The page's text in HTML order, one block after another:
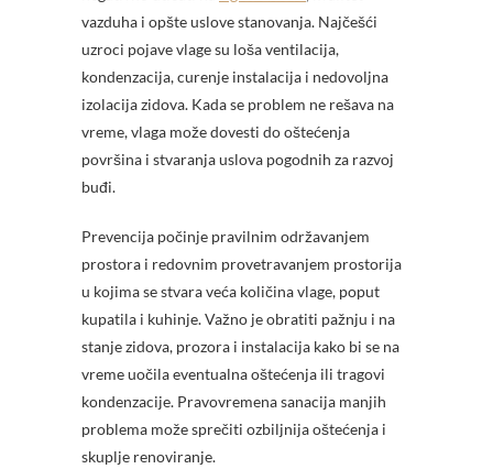
vazduha i opšte uslove stanovanja. Najčešći
uzroci pojave vlage su loša ventilacija,
kondenzacija, curenje instalacija i nedovoljna
izolacija zidova. Kada se problem ne rešava na
vreme, vlaga može dovesti do oštećenja
površina i stvaranja uslova pogodnih za razvoj
buđi.
Prevencija počinje pravilnim održavanjem
prostora i redovnim provetravanjem prostorija
u kojima se stvara veća količina vlage, poput
kupatila i kuhinje. Važno je obratiti pažnju i na
stanje zidova, prozora i instalacija kako bi se na
vreme uočila eventualna oštećenja ili tragovi
kondenzacije. Pravovremena sanacija manjih
problema može sprečiti ozbiljnija oštećenja i
skuplje renoviranje.